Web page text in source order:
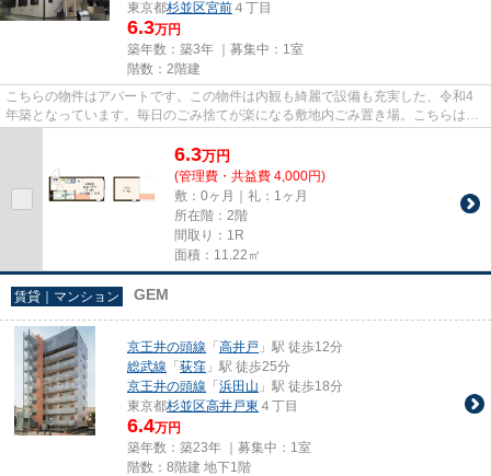
東京都杉並区宮前 ４丁目
6.3万円
築年数：築3年 ｜募集中： 1室
階数：2階建
こちらの物件はアパートです。この物件は内観も綺麗で設備も充実した、令和4
年築となっています。毎日のごみ捨てが楽になる敷地内ごみ置き場。こちらは初
6.3万円
(管理費・共益費 4,000円)
敷：0ヶ月｜礼：1ヶ月
所在階：2階
間取り：1R
面積：11.22㎡
賃貸｜マンション GEM
京王井の頭線 「 高井戸 」駅 徒歩12分
総武線 「 荻窪 」駅 徒歩25分
京王井の頭線 「 浜田山 」駅 徒歩18分
東京都杉並区高井戸東 ４丁目
6.4万円
築年数：築23年 ｜募集中： 1室
階数：8階建 地下1階